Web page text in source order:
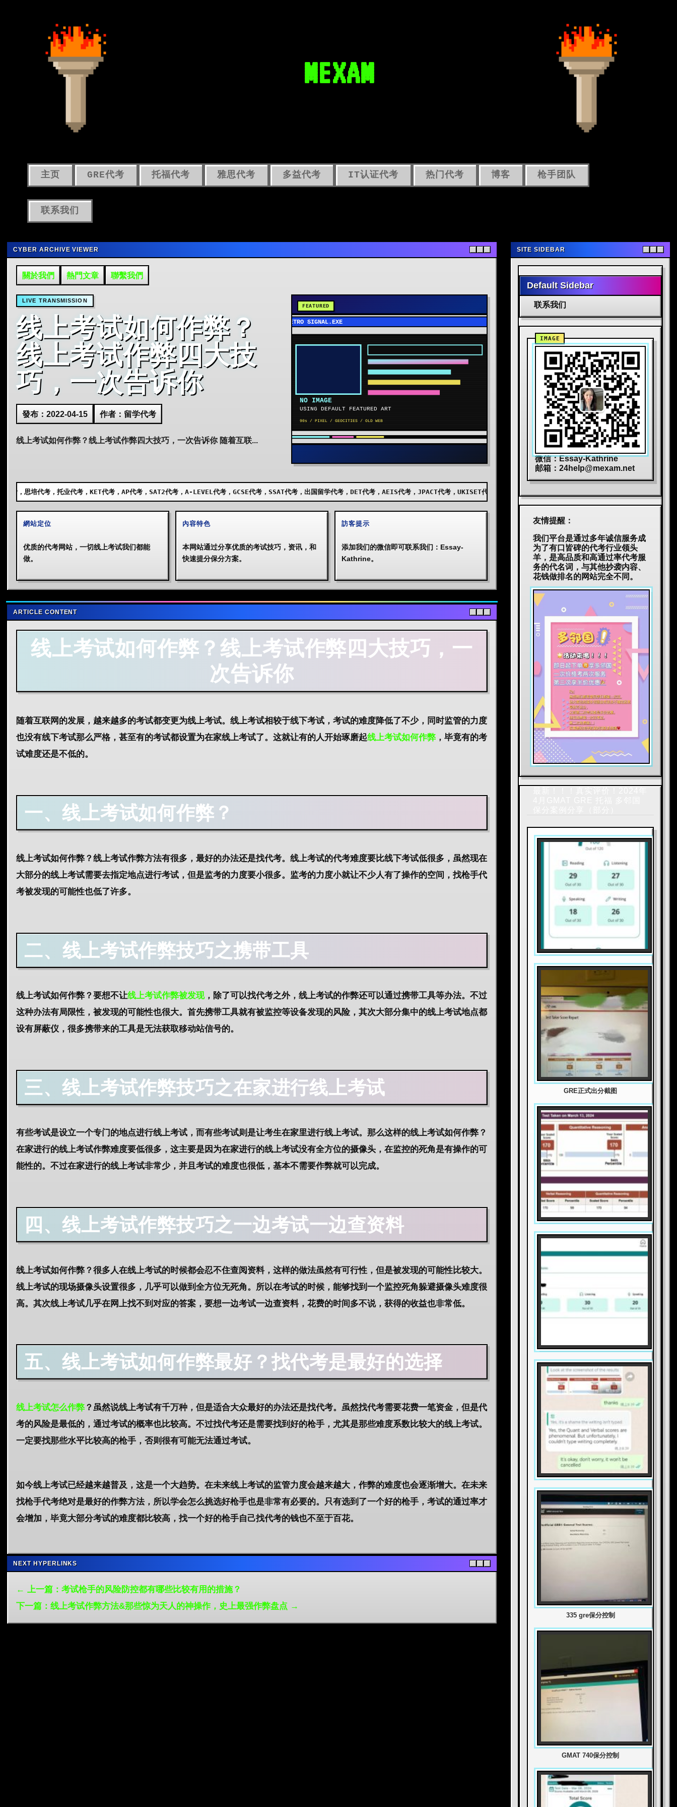
MEXAM
主页 GRE代考 托福代考 雅思代考 多益代考 IT认证代考 热门代考 博客 枪手团队
联系我们
CYBER ARCHIVE VIEWER
關於我們 熱門文章 聯繫我們
LIVE TRANSMISSION
线上考试如何作弊？
线上考试作弊四大技
巧，一次告诉你
發布：2022-04-15 作者：留学代考
线上考试如何作弊？线上考试作弊四大技巧，一次告诉你 随着互联...
考，托业代考，KET代考，AP代考，SAT2代考，A-LEVEL代考，GCSE代考，SSAT代考，出国留学代考，DET代考，AEIS代考，JPACT代考，UKISET代考，AEAS代考，BEC代考，JTEST代考，JLPT代考，TOPIK代考，小托福
網站定位
优质的代考网站，一切线上考试我们都能
做。
內容特色
本网站通过分享优质的考试技巧，资讯，和
快速提分保分方案。
訪客提示
添加我们的微信即可联系我们：Essay-
Kathrine。
ARTICLE CONTENT
线上考试如何作弊？线上考试作弊四大技巧，一
次告诉你
随着互联网的发展，越来越多的考试都变更为线上考试。线上考试相较于线下考试，考试的难度降低了不少，同时监管的力度
也没有线下考试那么严格，甚至有的考试都设置为在家线上考试了。这就让有的人开始琢磨起线上考试如何作弊 ，毕竟有的考
试难度还是不低的。
一、线上考试如何作弊？
线上考试如何作弊？线上考试作弊方法有很多，最好的办法还是找代考。线上考试的代考难度要比线下考试低很多，虽然现在
大部分的线上考试需要去指定地点进行考试，但是监考的力度要小很多。监考的力度小就让不少人有了操作的空间，找枪手代
考被发现的可能性也低了许多。
二、 线上考试作弊技巧之携带工具
线上考试如何作弊？要想不让线上考试作弊被发现，除了可以找代考之外，线上考试的作弊还可以通过携带工具等办法。不过
这种办法有局限性，被发现的可能性也很大。首先携带工具就有被监控等设备发现的风险，其次大部分集中的线上考试地点都
设有屏蔽仪，很多携带来的工具是无法获取移动站信号的。
三、线上考试作弊技巧之在家进行线上考试
有些考试是设立一个专门的地点进行线上考试，而有些考试则是让考生在家里进行线上考试。那么这样的线上考试如何作弊？
在家进行的线上考试作弊难度要低很多，这主要是因为在家进行的线上考试没有全方位的摄像头，在监控的死角是有操作的可
能性的。不过在家进行的线上考试非常少，并且考试的难度也很低，基本不需要作弊就可以完成。
四、线上考试作弊技巧之一边考试一边查资料
线上考试如何作弊？很多人在线上考试的时候都会忍不住查阅资料，这样的做法虽然有可行性，但是被发现的可能性比较大。
线上考试的现场摄像头设置很多，几乎可以做到全方位无死角。所以在考试的时候，能够找到一个监控死角躲避摄像头难度很
高。其次线上考试几乎在网上找不到对应的答案，要想一边考试一边查资料，花费的时间多不说，获得的收益也非常低。
五、线上考试如何作弊最好？找代考是最好的选择
线上考试怎么作弊 ？虽然说线上考试有千万种，但是适合大众最好的办法还是找代考。虽然找代考需要花费一笔资金，但是代
考的风险是最低的，通过考试的概率也比较高。不过找代考还是需要找到好的枪手，尤其是那些难度系数比较大的线上考试。
一定要找那些水平比较高的枪手，否则很有可能无法通过考试。
如今线上考试已经越来越普及，这是一个大趋势。在未来线上考试的监管力度会越来越大，作弊的难度也会逐渐增大。在未来
找枪手代考绝对是最好的作弊方法，所以学会怎么挑选好枪手也是非常有必要的。只有选到了一个好的枪手，考试的通过率才
会增加，毕竟大部分考试的难度都比较高，找一个好的枪手自己找代考的钱也不至于百花。
NEXT HYPERLINKS
← 上一篇：考试枪手的风险防控都有哪些比较有用的措施？
下一篇：线上考试作弊方法&那些惊为天人的神操作，史上最强作弊盘点 →
SITE SIDEBAR
Default Sidebar
联系我们
微信：Essay-Kathrine
邮箱： 24help@mexam.net
友情提醒：
我们平台是通过多年诚信服务成
为了有口皆碑的代考行业领头
羊，是高品质和高通过率代考服
务的代名词，与其他抄袭内容、
花钱做排名的网站完全不同。
GRE正式出分截图
335 gre保分控制
GMAT 740保分控制